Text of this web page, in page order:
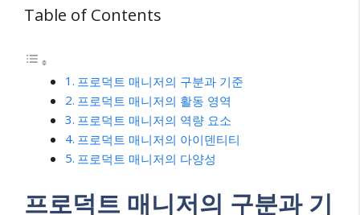
Table of Contents
프로덕트 매니저의 구분과 기준
프로덕트 매니저의 활동 영역
프로덕트 매니저의 역량 요소
프로덕트 매니저의 아이덴티티
프로덕트 매니저의 다양성
프로덕트 매니저의 구분과 기